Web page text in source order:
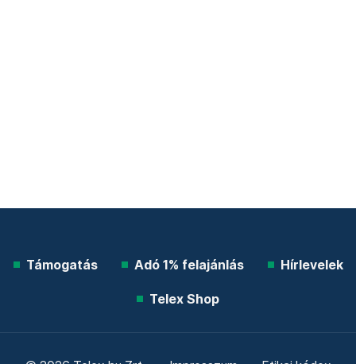
Támogatás Adó 1% felajánlás Hírlevelek
Telex Shop